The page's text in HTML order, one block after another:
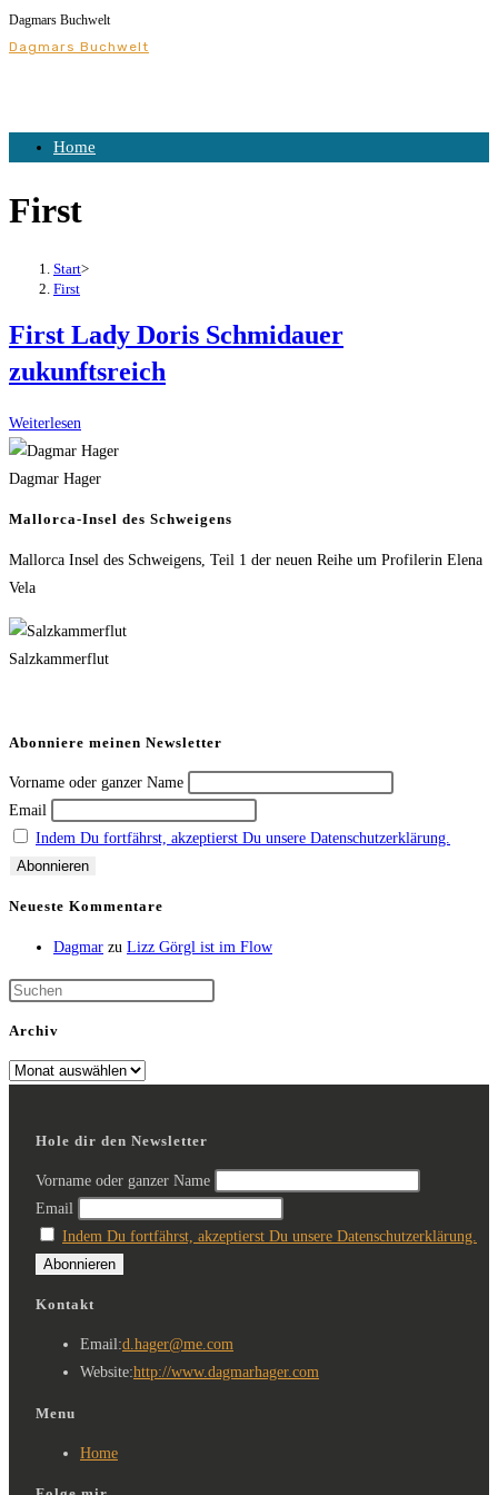
Dagmars Buchwelt
Dagmars Buchwelt
Home
First
Start>
First
First Lady Doris Schmidauer
zukunftsreich
Weiterlesen
Dagmar Hager
Mallorca-Insel des Schweigens
Mallorca Insel des Schweigens, Teil 1 der neuen Reihe um Profilerin Elena
Vela
Salzkammerflut
Abonniere meinen Newsletter
Vorname oder ganzer Name
Email
Indem Du fortfährst, akzeptierst Du unsere Datenschutzerklärung.
Neueste Kommentare
Dagmar zu Lizz Görgl ist im Flow
Archiv
Hole dir den Newsletter
Vorname oder ganzer Name
Email
Indem Du fortfährst, akzeptierst Du unsere Datenschutzerklärung.
Kontakt
Email:d.hager@me.com
Website:http://www.dagmarhager.com
Menu
Home